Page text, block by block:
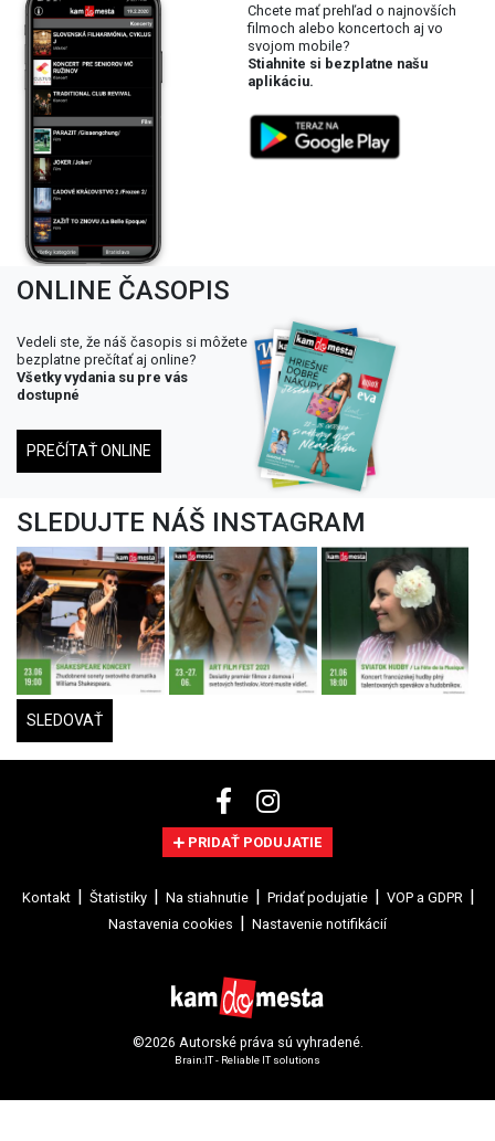
Chcete mať prehľad o najnovších
filmoch alebo koncertoch aj vo
svojom mobile?
Stiahnite si bezplatne našu
aplikáciu.
ONLINE ČASOPIS
Vedeli ste, že náš časopis si môžete
bezplatne prečítať aj online?
Všetky vydania su pre vás
dostupné
PREČÍTAŤ ONLINE
SLEDUJTE NÁŠ INSTAGRAM
SLEDOVAŤ
PRIDAŤ PODUJATIE
Kontakt Štatistiky Na stiahnutie Pridať podujatie
VOP a GDPR
Nastavenia cookies
Nastavenie notifikácií
©2026 Autorské práva sú vyhradené.
Brain:IT - Reliable IT solutions